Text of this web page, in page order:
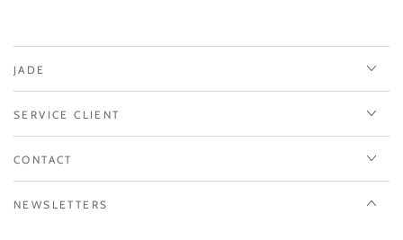
JADE
SERVICE CLIENT
CONTACT
NEWSLETTERS